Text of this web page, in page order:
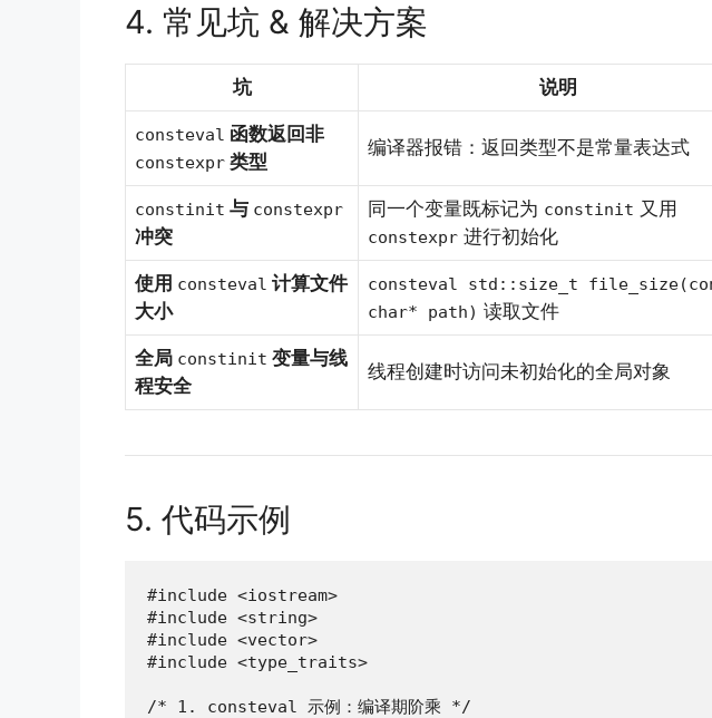
4. 常见坑 & 解决方案
坑 说明
consteval 函数返回非
constexpr 类型
编译器报错：返回类型不是常量表达式
constinit 与 constexpr
冲突
同一个变量既标记为 constinit 又用
constexpr 进行初始化
使用 consteval 计算文件
大小
consteval std::size_t
char* path) 读取文件
全局 constinit 变量与线
程安全
线程创建时访问未初始化的全局对象
5. 代码示例
#include <iostream>
#include <string>
#include <vector>
#include <type_traits>
/* 1. consteval 示例：编译期阶乘 */